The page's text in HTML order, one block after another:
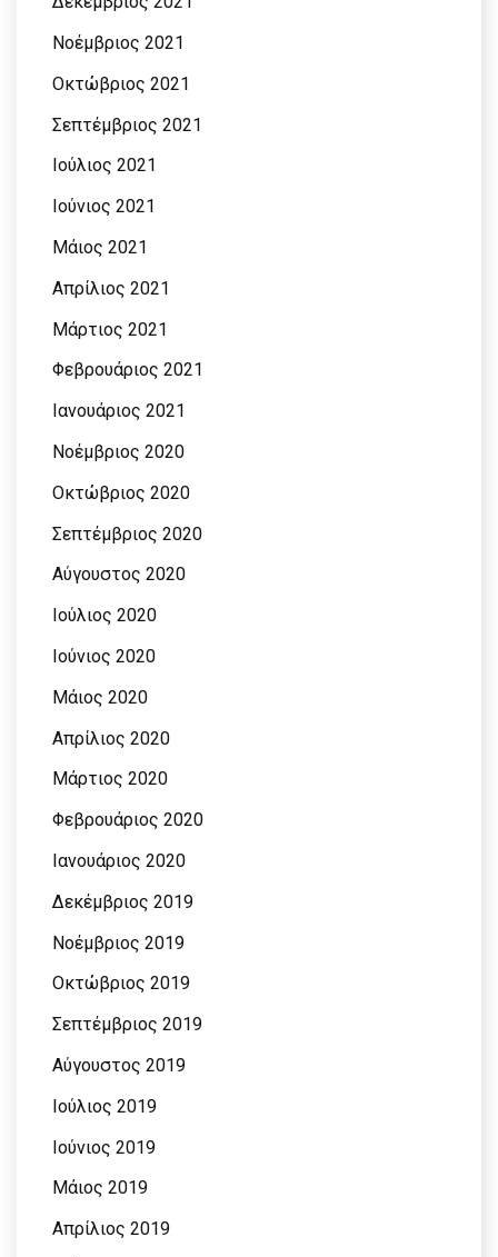
Νοέμβριος 2021
Οκτώβριος 2021
Σεπτέμβριος 2021
Ιούλιος 2021
Ιούνιος 2021
Μάιος 2021
Απρίλιος 2021
Μάρτιος 2021
Φεβρουάριος 2021
Ιανουάριος 2021
Νοέμβριος 2020
Οκτώβριος 2020
Σεπτέμβριος 2020
Αύγουστος 2020
Ιούλιος 2020
Ιούνιος 2020
Μάιος 2020
Απρίλιος 2020
Μάρτιος 2020
Φεβρουάριος 2020
Ιανουάριος 2020
Δεκέμβριος 2019
Νοέμβριος 2019
Οκτώβριος 2019
Σεπτέμβριος 2019
Αύγουστος 2019
Ιούλιος 2019
Ιούνιος 2019
Μάιος 2019
Απρίλιος 2019